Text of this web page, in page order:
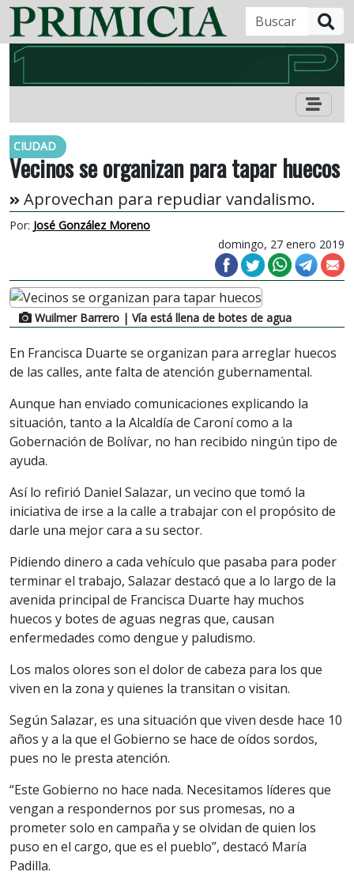
CIUDAD
Vecinos se organizan para tapar huecos
Aprovechan para repudiar vandalismo.
Por: José González Moreno
domingo, 27 enero 2019
Wuilmer Barrero | Vía está llena de botes de agua
En Francisca Duarte se organizan para arreglar huecos
de las calles, ante falta de atención gubernamental.
Aunque han enviado comunicaciones explicando la
situación, tanto a la Alcaldía de Caroní como a la
Gobernación de Bolívar, no han recibido ningún tipo de
ayuda.
Así lo refirió Daniel Salazar, un vecino que tomó la
iniciativa de irse a la calle a trabajar con el propósito de
darle una mejor cara a su sector.
Pidiendo dinero a cada vehículo que pasaba para poder
terminar el trabajo, Salazar destacó que a lo largo de la
avenida principal de Francisca Duarte hay muchos
huecos y botes de aguas negras que, causan
enfermedades como dengue y paludismo.
Los malos olores son el dolor de cabeza para los que
viven en la zona y quienes la transitan o visitan.
Según Salazar, es una situación que viven desde hace 10
años y a la que el Gobierno se hace de oídos sordos,
pues no le presta atención.
“Este Gobierno no hace nada. Necesitamos líderes que
vengan a respondernos por sus promesas, no a
prometer solo en campaña y se olvidan de quien los
puso en el cargo, que es el pueblo”, destacó María
Padilla.